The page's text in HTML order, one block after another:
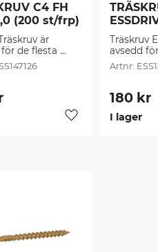
C4 FH
(200 st/frp)
är
de flesta
i spånskivor,
plugg mm.
Lägg till i
CS/C4 -
st/frp)
Träskruv
avsedd
montage i
trä, plast,
180kr
I lager